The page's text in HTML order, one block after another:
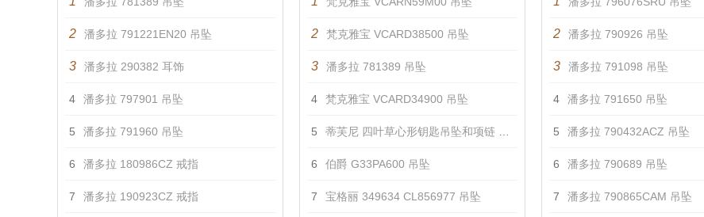
2 潘多拉 791221EN20 吊坠
3 潘多拉 290382 耳饰
4 潘多拉 797901 吊坠
5 潘多拉 791960 吊坠
6 潘多拉 180986CZ 戒指
7 潘多拉 190923CZ 戒指
2 梵克雅宝 VCARD38500 吊坠
3 潘多拉 781389 吊坠
4 梵克雅宝 VCARD34900 吊坠
5 蒂芙尼 四叶草心形钥匙吊坠和项链 吊坠
6 伯爵 G33PA600 吊坠
7 宝格丽 349634 CL856977 吊坠
2 潘多拉 790926 吊坠
3 潘多拉 791098 吊坠
4 潘多拉 791650 吊坠
5 潘多拉 790432ACZ 吊坠
6 潘多拉 790689 吊坠
7 潘多拉 790865CAM 吊坠